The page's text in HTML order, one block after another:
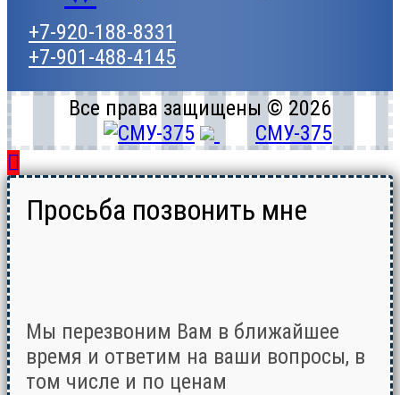
+7-920-188-8331
+7-901-488-4145
Все права защищены © 2026
СМУ-375
Просьба позвонить мне
Мы перезвоним Вам в ближайшее
время и ответим на ваши вопросы, в
том числе и по ценам